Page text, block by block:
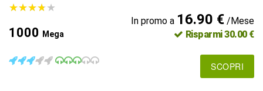
★★★★★
★★★★★
1000 Mega
In promo a 16.90 €/Mese
Risparmi 30.00 €
SCOPRI